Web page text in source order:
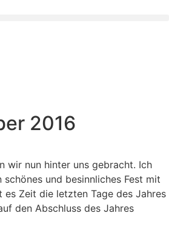
2016
wir nun hinter uns gebracht. Ich
und besinnliches Fest mit
es Zeit die letzten Tage des Jahres
den Abschluss des Jahres